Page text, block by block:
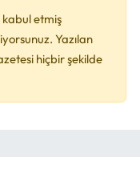
kabul etmiş
Yazılan
hiçbir şekilde